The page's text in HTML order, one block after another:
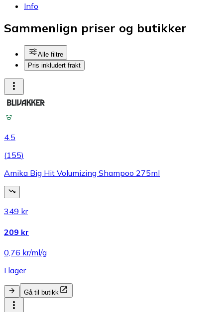
Info
Sammenlign priser og butikker
Alle filtre
Pris inkludert frakt
4.5
(155)
Amika Big Hit Volumizing Shampoo 275ml
349 kr
209 kr
0,76 kr/ml/g
I lager
Gå til butikk